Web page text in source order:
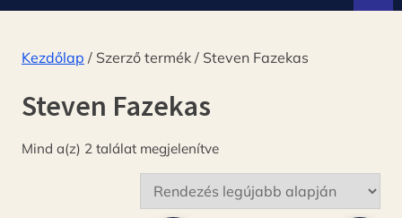
Kezdőlap / Szerző termék / Steven Fazekas
Steven Fazekas
Mind a(z) 2 találat megjelenítveSorted
by
latest